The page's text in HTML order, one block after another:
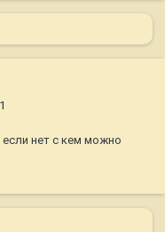
нет с кем можно